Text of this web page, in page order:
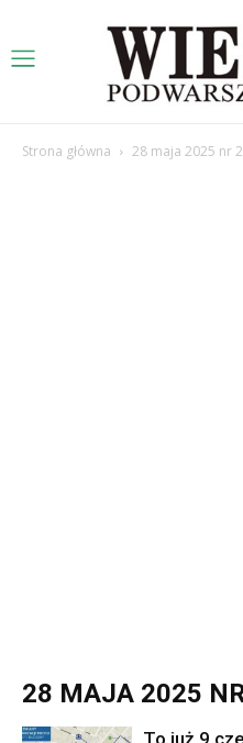
Strona główna 28 maja 2025 nr
28 MAJA 2025
To już 9